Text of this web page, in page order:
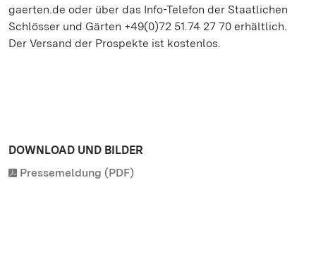
gaerten.de oder über das Info-Telefon der Staatlichen
Schlösser und Gärten +49(0)72 51.74 27 70 erhältlich.
Der Versand der Prospekte ist kostenlos.
DOWNLOAD UND BILDER
Pressemeldung (PDF)